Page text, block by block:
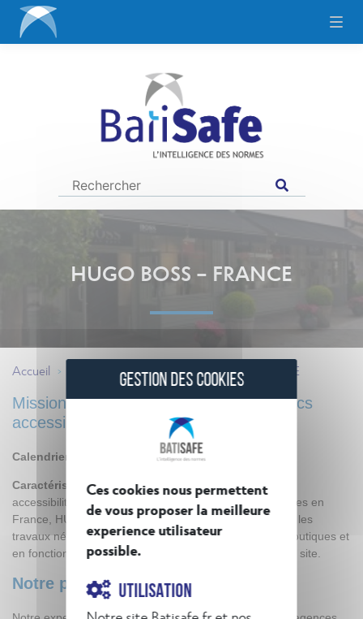
HUGO BOSS – FRANCE
Accueil > Nos références > HUGO BOSS – FRANCE
Mission confiée à BATISAFE : diagnostics
accessibilité PSH
Calendrier de l’opération : mai-juin 2018
Caractéristiques de l’opération :
Pour la mise en
accessibilité aux personnes handicapées de 13 boutiques en
France, HUGO BOSS a choisi BATISAFE afin de définir les
travaux nécessaires à la mise en accessibilité de ses boutiques et
en fonction des problématiques particulières de chaque site.
Notre plus-value :
GESTION DES COOKIES
Ces cookies nous permettent
de vous proposer la meilleure
experience utilisateur
possible.
UTILISATION